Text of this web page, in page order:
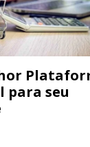
para seu